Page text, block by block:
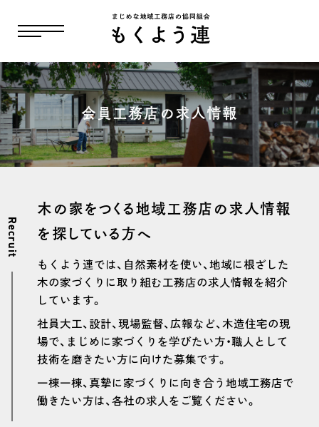
会員工務店の求人情報
Recruit
木の家をつくる地域工務店の求人情報
を探している方へ
もくよう連では、自然素材を使い、地域に根ざした
木の家づくりに取り組む工務店の求人情報を紹介
しています。
社員大工、設計、現場監督、広報など、木造住宅の現
場で、まじめに家づくりを学びたい方・職人として
技術を磨きたい方に向けた募集です。
一棟一棟、真摯に家づくりに向き合う地域工務店で
働きたい方は、各社の求人をご覧ください。